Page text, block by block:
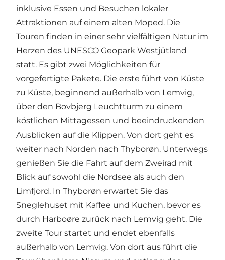
inklusive Essen und Besuchen lokaler
Attraktionen auf einem alten Moped. Die
Touren finden in einer sehr vielfältigen Natur im
Herzen des UNESCO Geopark Westjütland
statt. Es gibt zwei Möglichkeiten für
vorgefertigte Pakete. Die erste führt von Küste
zu Küste, beginnend außerhalb von Lemvig,
über den Bovbjerg Leuchtturm zu einem
köstlichen Mittagessen und beeindruckenden
Ausblicken auf die Klippen. Von dort geht es
weiter nach Norden nach Thyborøn. Unterwegs
genießen Sie die Fahrt auf dem Zweirad mit
Blick auf sowohl die Nordsee als auch den
Limfjord. In Thyborøn erwartet Sie das
Sneglehuset mit Kaffee und Kuchen, bevor es
durch Harboøre zurück nach Lemvig geht. Die
zweite Tour startet und endet ebenfalls
außerhalb von Lemvig. Von dort aus führt die